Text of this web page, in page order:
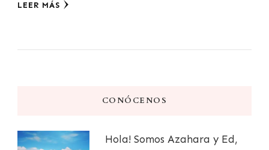
LEER MÁS
CONÓCENOS
Hola! Somos Azahara y Ed,